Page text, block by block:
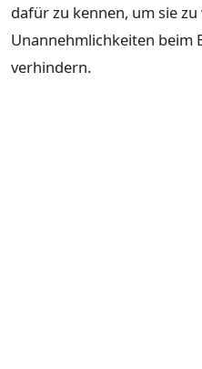
dafür zu kennen, um sie
Unannehmlichkeiten beim
verhindern.